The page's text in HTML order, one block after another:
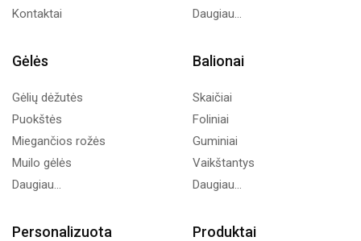
Kontaktai
Daugiau...
Gėlės
Gėlių dėžutės
Puokštės
Miegančios rožės
Muilo gėlės
Daugiau...
Balionai
Skaičiai
Foliniai
Guminiai
Vaikštantys
Daugiau...
Personalizuota Produktai